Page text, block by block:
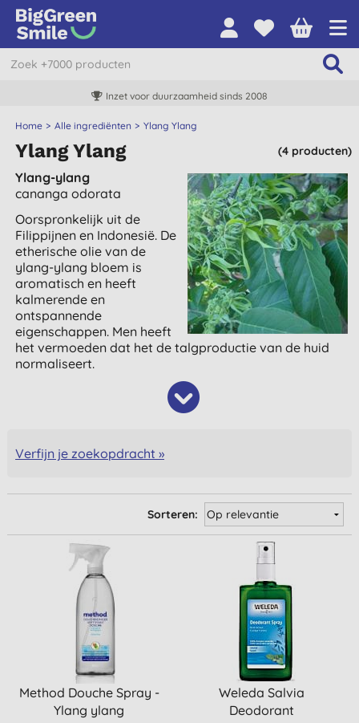
Inzet voor duurzaamheid sinds 2008
Home Alle ingrediënten Ylang Ylang
(4 producten)
Ylang Ylang
Ylang-ylang
cananga odorata
Oorspronkelijk uit de
Filippijnen en Indonesië. De
etherische olie van de
ylang-ylang bloem is
aromatisch en heeft
kalmerende en
ontspannende
eigenschappen. Men heeft
het vermoeden dat het de talgproductie van de huid
normaliseert.
Verfijn je zoekopdracht »
Sorteren:
Method Douche Spray -
Ylang ylang
Weleda Salvia
Deodorant